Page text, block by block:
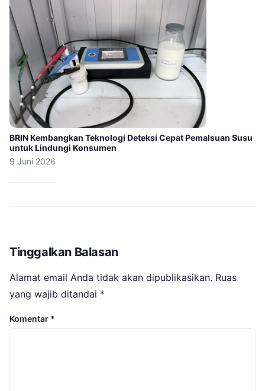
BRIN Kembangkan Teknologi Deteksi Cepat Pemalsuan Susu
untuk Lindungi Konsumen
9 Juni 2026
Tinggalkan Balasan
Alamat email Anda tidak akan dipublikasikan. Ruas
yang wajib ditandai *
Komentar *